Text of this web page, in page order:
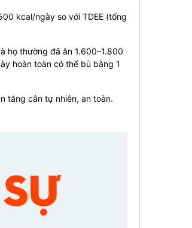
kcal/ngày so với TDEE (tổng
họ thường đã ăn 1.600–1.800
hoàn toàn có thể bù bằng 1
tăng cân tự nhiên, an toàn.